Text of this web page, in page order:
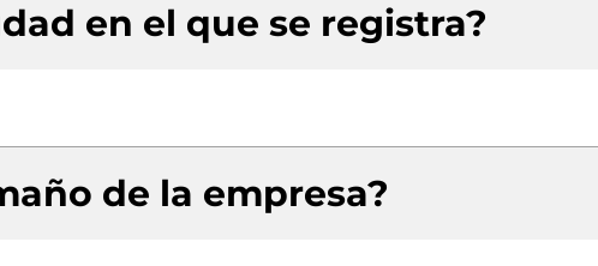
en el que se registra?
de la empresa?